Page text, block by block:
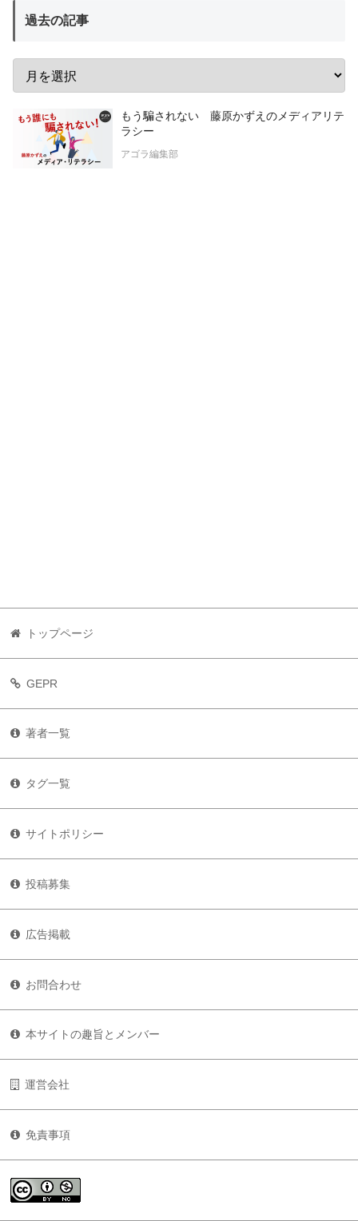
過去の記事
もう騙されない 藤原かずえのメディアリテ
ラシー
アゴラ編集部
トップページ
GEPR
著者一覧
タグ一覧
サイトポリシー
投稿募集
広告掲載
お問合わせ
本サイトの趣旨とメンバー
運営会社
免責事項